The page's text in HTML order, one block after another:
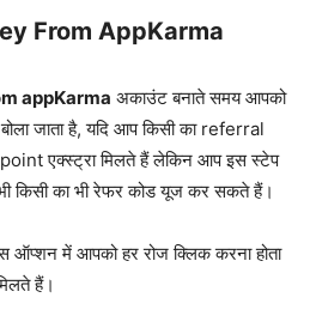
From AppKarma
appKarma अकाउंट बनाते समय आपको
जाता है, यदि आप किसी का referral
एक्स्ट्रा मिलते हैं लेकिन आप इस स्टेप
किसी का भी रेफर कोड यूज कर सकते हैं।
ऑप्शन में आपको हर रोज क्लिक करना होता
हैं।